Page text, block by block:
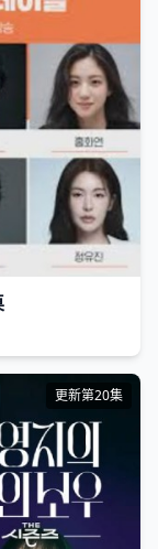
更新第20集